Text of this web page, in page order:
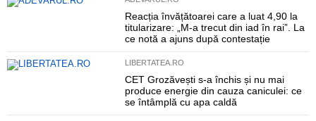
Reacția învățătoarei care a luat 4,90 la
titularizare: „M-a trecut din iad în rai”. La
ce notă a ajuns după contestație
LIBERTATEA.RO
CET Grozăvești s-a închis și nu mai
produce energie din cauza caniculei: ce
se întâmplă cu apa caldă